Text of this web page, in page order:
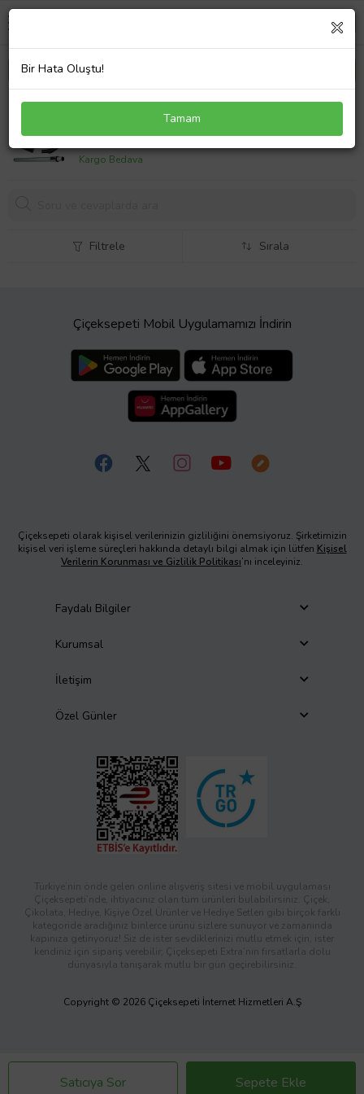
Electrolux Uyumlu ZUS 3390 T Süpürge Katlanmaz
Dayanıklı Güçlü Hortumu Seti
1535,76 TL
Kargo Bedava
Satıcıya Sor Sepete Ekle
Filtrele Sırala
Çiçeksepeti Mobil Uygulamamızı İndirin
Çiçeksepeti olarak kişisel verilerinizin gizliliğini önemsiyoruz. Şirketimizin
kişisel veri işleme süreçleri hakkında detaylı bilgi almak için lütfen Kişisel
Verilerin Korunması ve Gizlilik Politikası’nı inceleyiniz.
Faydalı Bilgiler
Kurumsal
İletişim
Özel Günler
Türkiye’nin önde gelen online alışveriş sitesi ve mobil uygulaması
Çiçeksepeti’nde, ihtiyacınız olan tüm ürünleri bulabilirsiniz. Çiçek,
Çikolata, Hediye, Kişiye Özel Ürünler ve Hediye Setleri gibi birçok farklı
kategoride aradığınız binlerce ürünü sizlere sunuyor ve zamanında
kapınıza getiriyoruz! Siz de ister sevdiklerinizi mutlu etmek için, ister
kendiniz için sipariş verebilir; Çiçeksepeti Extra’nın fırsatlarla dolu
dünyasıyla tanışarak mutlu bir gün geçirebilirsiniz.
Copyright © 2026 Çiçeksepeti İnternet Hizmetleri A.Ş
Bir Hata Oluştu!
Tamam